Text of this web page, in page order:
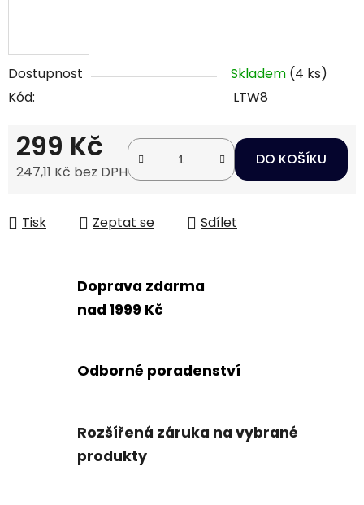
Dostupnost Skladem (4 ks)
Kód:
LTW8
299 Kč
247,11 Kč bez DPH
DO KOŠÍKU
Tisk Zeptat se Sdílet
Doprava zdarma
nad 1999 Kč
Odborné poradenství
Rozšířená záruka na vybrané
produkty